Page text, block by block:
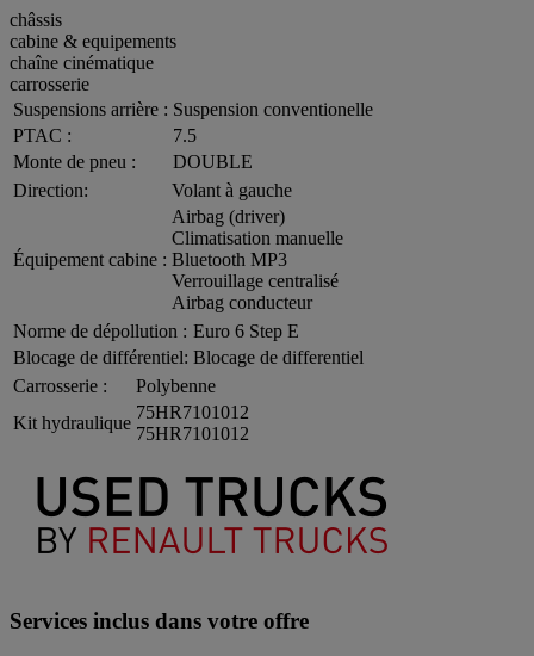
châssis
cabine & equipements
chaîne cinématique
carrosserie
Suspensions arrière : Suspension conventionelle
PTAC :
7.5
Monte de pneu :
DOUBLE
Direction:
Volant à gauche
Équipement cabine :
Airbag (driver)
Climatisation manuelle
Bluetooth MP3
Verrouillage centralisé
Airbag conducteur
Norme de dépollution : Euro 6 Step E
Blocage de différentiel: Blocage de differentiel
Carrosserie :
Polybenne
Kit hydraulique
75HR7101012
75HR7101012
Services inclus dans votre offre